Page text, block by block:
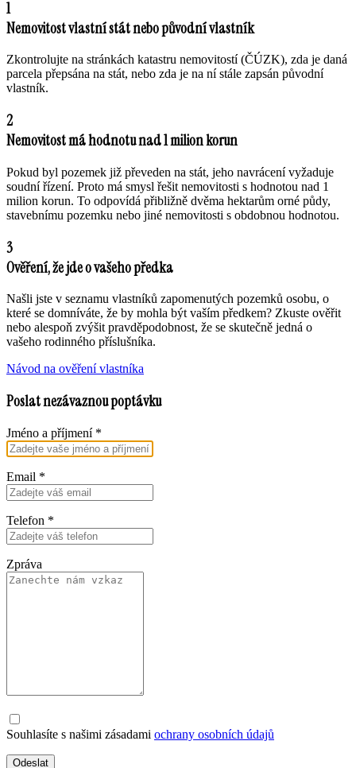
1
Nemovitost vlastní stát nebo původní vlastník
Zkontrolujte na stránkách katastru nemovitostí (ČÚZK), zda je daná
parcela přepsána na stát, nebo zda je na ní stále zapsán původní
vlastník.
2
Nemovitost má hodnotu nad 1 milion korun
Pokud byl pozemek již převeden na stát, jeho navrácení vyžaduje
soudní řízení. Proto má smysl řešit nemovitosti s hodnotou nad 1
milion korun. To odpovídá přibližně dvěma hektarům orné půdy,
stavebnímu pozemku nebo jiné nemovitosti s obdobnou hodnotou.
3
Ověření, že jde o vašeho předka
Našli jste v seznamu vlastníků zapomenutých pozemků osobu, o
které se domníváte, že by mohla být vaším předkem? Zkuste ověřit
nebo alespoň zvýšit pravděpodobnost, že se skutečně jedná o
vašeho rodinného příslušníka.
Návod na ověření vlastníka
Poslat nezávaznou poptávku
Jméno a příjmení *
Email *
Telefon *
Zpráva
Souhlasíte s našimi zásadami ochrany osobních údajů
Odeslat